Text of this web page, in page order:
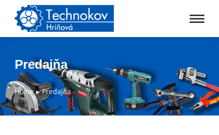
Predajňa
You are here:
Home Predajňa